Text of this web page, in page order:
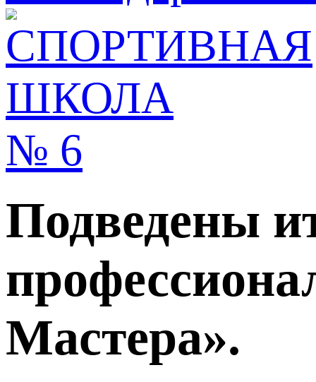
Подведены
Мастера».